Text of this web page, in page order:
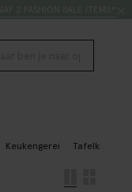
Keukengerei Tafelkleden